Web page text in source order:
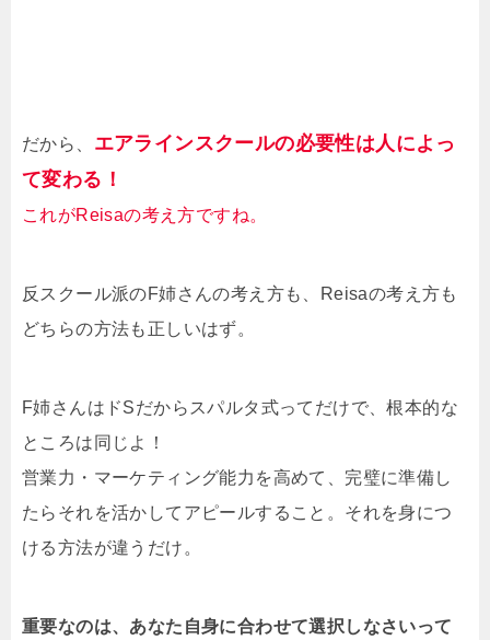
だから、 エアラインスクールの必要性は人によっ
て変わる！
これがReisaの考え方ですね。
反スクール派のF姉さんの考え方も、Reisaの考え方も
どちらの方法も正しいはず。
F姉さんはドSだからスパルタ式ってだけで、根本的な
ところは同じよ！
営業力・マーケティング能力を高めて、完璧に準備し
たらそれを活かしてアピールすること。それを身につ
ける方法が違うだけ。
重要なのは、あなた自身に合わせて選択しなさいって